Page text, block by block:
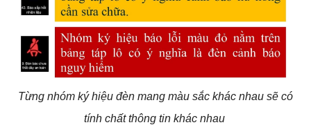
Từng nhóm ký hiệu đèn mang màu sắc khác nhau sẽ có
tính chất thông tin khác nhau